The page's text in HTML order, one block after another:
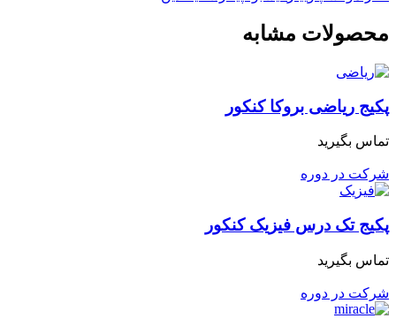
محصولات مشابه
پکیج ریاضی بروکا کنکور
تماس بگیرید
شرکت در دوره
پکیج تک درس فیزیک کنکور
تماس بگیرید
شرکت در دوره